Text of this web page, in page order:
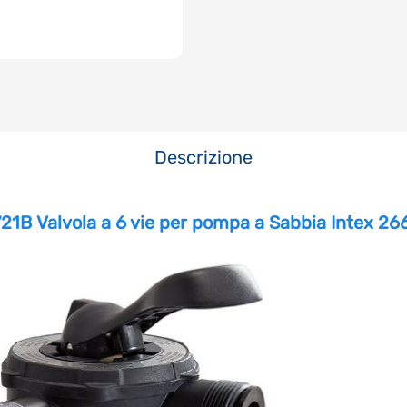
Descrizione
Valvola a 6 vie per pompa a Sabbia Intex